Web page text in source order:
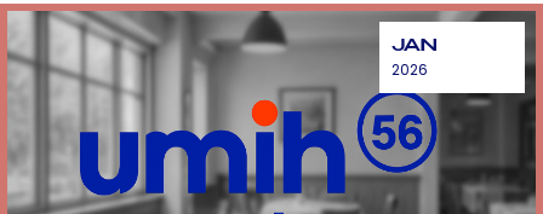
JAN
2026